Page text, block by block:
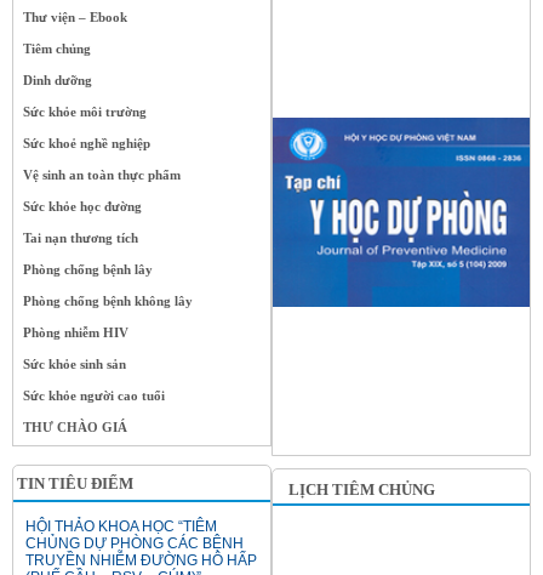
Thư viện – Ebook
Tiêm chủng
Dinh dưỡng
Sức khỏe môi trường
Sức khoẻ nghề nghiệp
Vệ sinh an toàn thực phẩm
Sức khỏe học đường
Tai nạn thương tích
Phòng chống bệnh lây
Phòng chống bệnh không lây
Phòng nhiễm HIV
Sức khỏe sinh sản
Sức khỏe người cao tuổi
THƯ CHÀO GIÁ
TIN TIÊU ĐIỂM
HỘI THẢO KHOA HỌC “TIÊM
CHỦNG DỰ PHÒNG CÁC BỆNH
TRUYỀN NHIỄM ĐƯỜNG HÔ HẤP
LỊCH TIÊM CHỦNG